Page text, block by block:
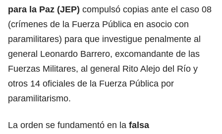
para la Paz (JEP) compulsó copias ante el caso 08
(crímenes de la Fuerza Pública en asocio con
paramilitares) para que investigue penalmente al
general Leonardo Barrero, excomandante de las
Fuerzas Militares, al general Rito Alejo del Río y
otros 14 oficiales de la Fuerza Pública por
paramilitarismo.
La orden se fundamentó en la falsa